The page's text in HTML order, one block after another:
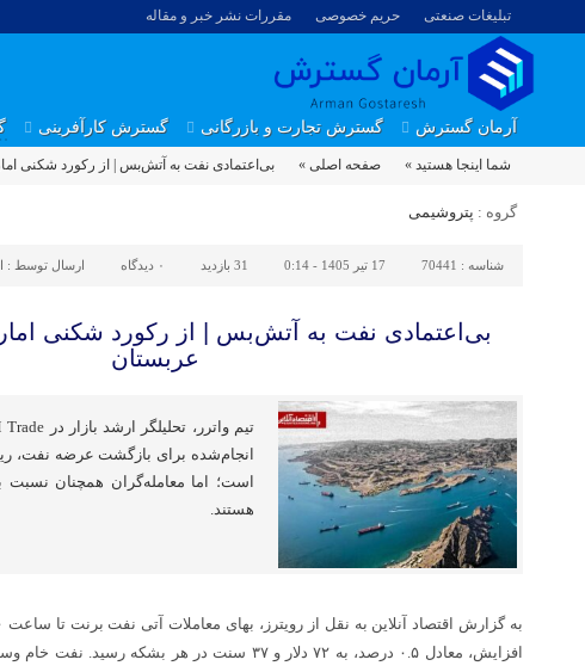
تبلیغات صنعتی حریم خصوصی مقررات نشر خبر و مقاله
آرمان گسترش گسترش تجارت و بازرگانی گسترش کارآفرینی
شما اینجا هستید » صفحه اصلی » بی‌اعتمادی نفت به آتش‌بس | از رکورد شکنی
گروه : پتروشیمی
شناسه : 70441 17 تیر 1405 - 0:14 31 بازدید ۰ دیدگاه ارسال توسط :
بی‌اعتمادی نفت به آتش‌بس | از رکورد شکنی
عربستان
انجام‌شده برای بازگشت عرضه نفت،
است؛ اما معامله‌گران همچنان
هستند.
افزایش، معادل ۰.۵ درصد، به ۷۲ دلار و ۳۷ سنت در هر